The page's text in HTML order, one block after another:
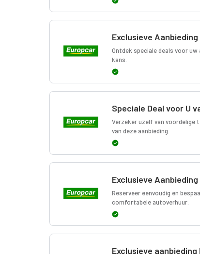
Exclusieve
Ontdek speciale deals voor
kans.
Speciale Deal voor U
Verzeker uzelf van voordelige
van deze aanbieding.
Exclusieve
Reserveer eenvoudig en
comfortabele autoverhuur.
Exclusieve